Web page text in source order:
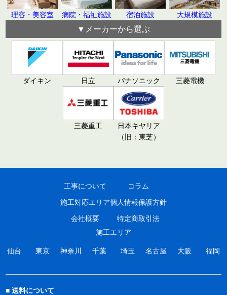
理容・美容室 病院・福祉施設 宿泊施設 大規模施設
▼メーカーから選ぶ
ダイキン 日立 パナソニック 三菱電機
三菱重工
日本キヤリア
（旧：東芝）
工事について
施工対応エリア
会社概要
コラム
個人情報保護方針
特定商取引法
施工エリア
仙台 東京 神奈川 千葉 埼玉 名古屋 大阪 福岡
送料について